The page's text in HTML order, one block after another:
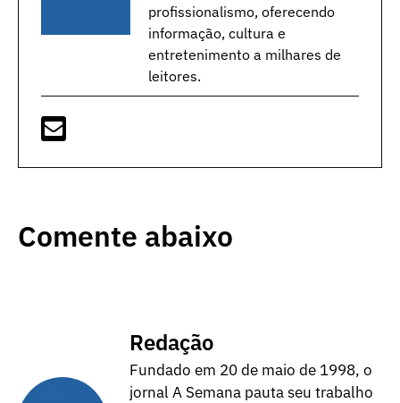
profissionalismo, oferecendo
informação, cultura e
entretenimento a milhares de
leitores.
Comente abaixo
Redação
Fundado em 20 de maio de 1998, o
jornal A Semana pauta seu trabalho